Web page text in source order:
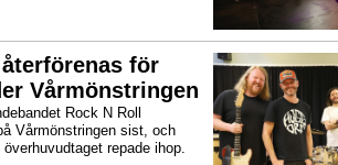
för
Vårmönstringen
Rock N Roll
Vårmönstringen sist, och
repade ihop.